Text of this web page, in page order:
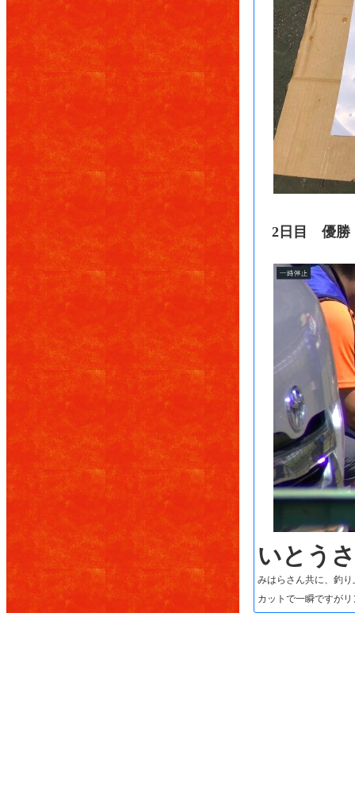
2日目 優勝
いとう
みはらさん共に、釣
カットで一瞬ですが